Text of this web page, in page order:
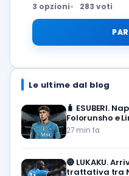
3 opzioni 283 voti
Le ultime dal blog
🧳 ESUBERI.
Folorunsho e
27 min fa
🔴 LUKAKU.
trattativa tra